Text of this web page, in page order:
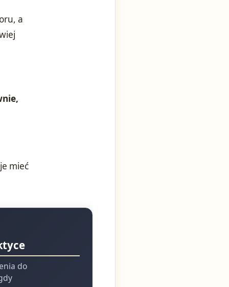
a
mieć
do